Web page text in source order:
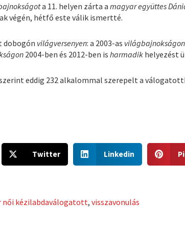
a 11. helyen zárta amagyar együttes
végén, hétfő este válik ismertté.
dobogón világversenyen: a 2003-as
2004-ben és 2012-ben isharmadik helyezést
eddig 232 alkalommal szerepelt a
h
o
Twitter
h
o
Linkedin
h
női kézilabdaválogatott,visszavonulás